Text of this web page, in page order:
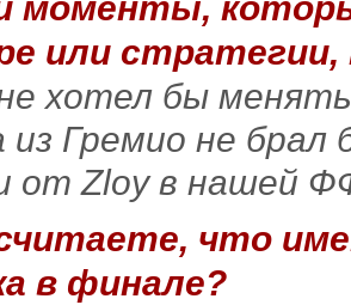
моменты,
или
хотел бы
из Гремио не
от Zloy в нашей
что
в финале?